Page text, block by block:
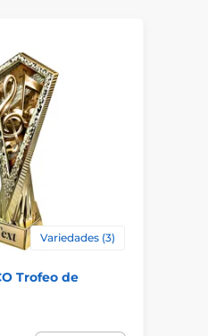
Variedades (3)
Trofeo de